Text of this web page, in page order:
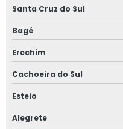
Santa Cruz do Sul
Bagé
Erechim
Cachoeira do Sul
Esteio
Alegrete